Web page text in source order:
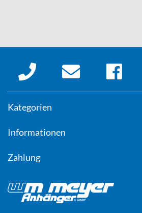
Kategorien
Informationen
Zahlung